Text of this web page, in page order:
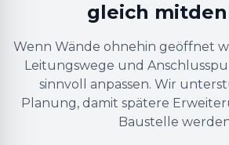
gleich
Wenn Wände ohnehin geöffnet
Leitungswege und
sinnvoll anpassen. Wir
Planung, damit spätere
Baustelle